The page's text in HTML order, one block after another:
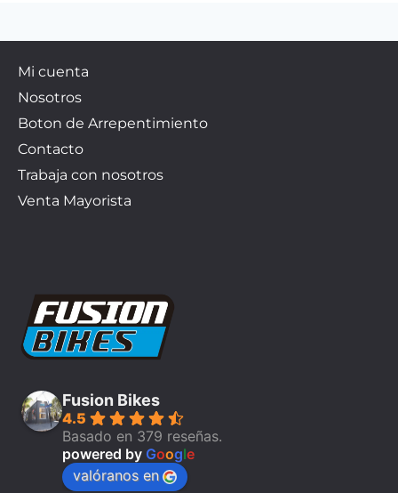
Mi cuenta
Nosotros
Boton de Arrepentimiento
Contacto
Trabaja con nosotros
Venta Mayorista
Fusion Bikes
4.5
Basado en 379 reseñas.
powered by Google
valóranos en